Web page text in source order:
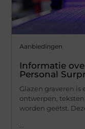
Aanbiedingen
Informatie
Personal
Glazen graveren
ontwerpen,
worden geëtst.